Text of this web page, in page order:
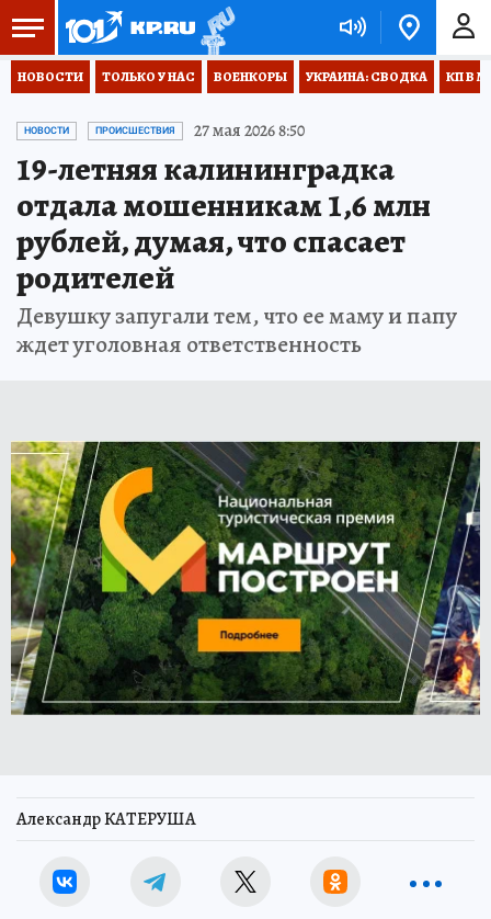
НОВОСТИ ТОЛЬКО У НАС ВОЕНКОРЫ УКРАИНА: СВОДКА КП В
НОВОСТИ ПРОИСШЕСТВИЯ 27 мая 2026 8:50
19-летняя калининградка
отдала мошенникам 1,6 млн
рублей, думая, что спасает
родителей
Девушку запугали тем, что ее маму и папу
ждет уголовная ответственность
Александр КАТЕРУША